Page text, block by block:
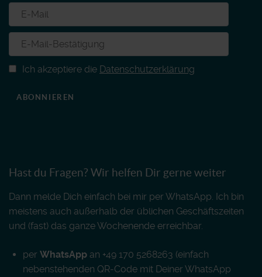
Ich akzeptiere die Datenschutzerklärung
ABONNIEREN
Hast du Fragen? Wir helfen Dir gerne weiter
Dann melde Dich einfach bei mir per WhatsApp. Ich bin
meistens auch außerhalb der üblichen Geschäftszeiten
und (fast) das ganze Wochenende erreichbar.
per WhatsApp an +49 170 5268263 (einfach
nebenstehenden QR-Code mit Deiner WhatsApp